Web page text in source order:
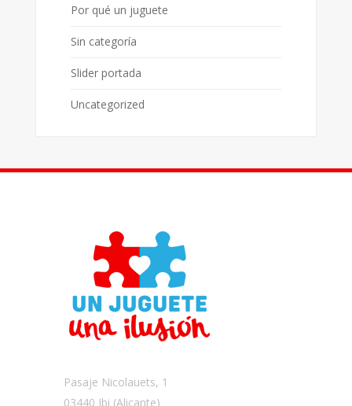
Por qué un juguete
Sin categoría
Slider portada
Uncategorized
Pasaje Nicolauets, 1
03440 Ibi (Alicante)